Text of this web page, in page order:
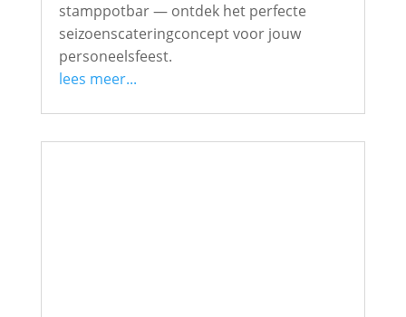
stamppotbar — ontdek het perfecte
seizoenscateringconcept voor jouw
personeelsfeest.
lees meer...